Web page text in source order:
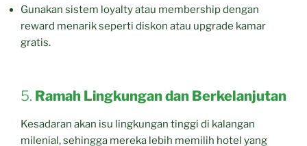
Gunakan sistem loyalty atau membership dengan
reward menarik seperti diskon atau upgrade kamar
gratis.
5. Ramah Lingkungan dan Berkelanjutan
Kesadaran akan isu lingkungan tinggi di kalangan
milenial, sehingga mereka lebih memilih hotel yang